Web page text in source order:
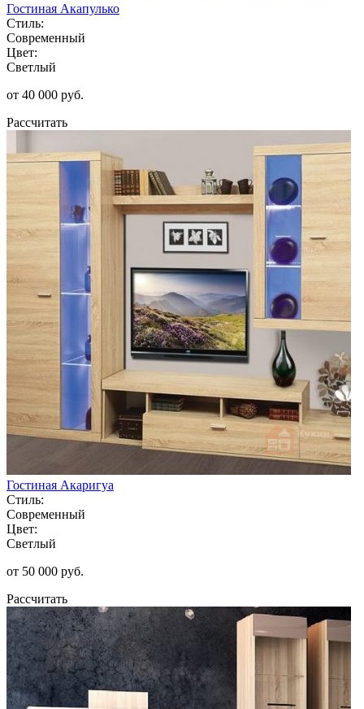
Гостиная Акапулько
Стиль:
Современный
Цвет:
Светлый
от 40 000 руб.
Рассчитать
Гостиная Акаригуа
Стиль:
Современный
Цвет:
Светлый
от 50 000 руб.
Рассчитать